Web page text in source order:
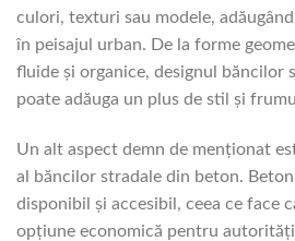
culori, texturi sau modele,
în peisajul urban. De la forme
fluide și organice, designul băncilor
poate adăuga un plus de stil și
Un alt aspect demn de menționat
al băncilor stradale din beton.
disponibil și accesibil, ceea ce face
opțiune economică pentru